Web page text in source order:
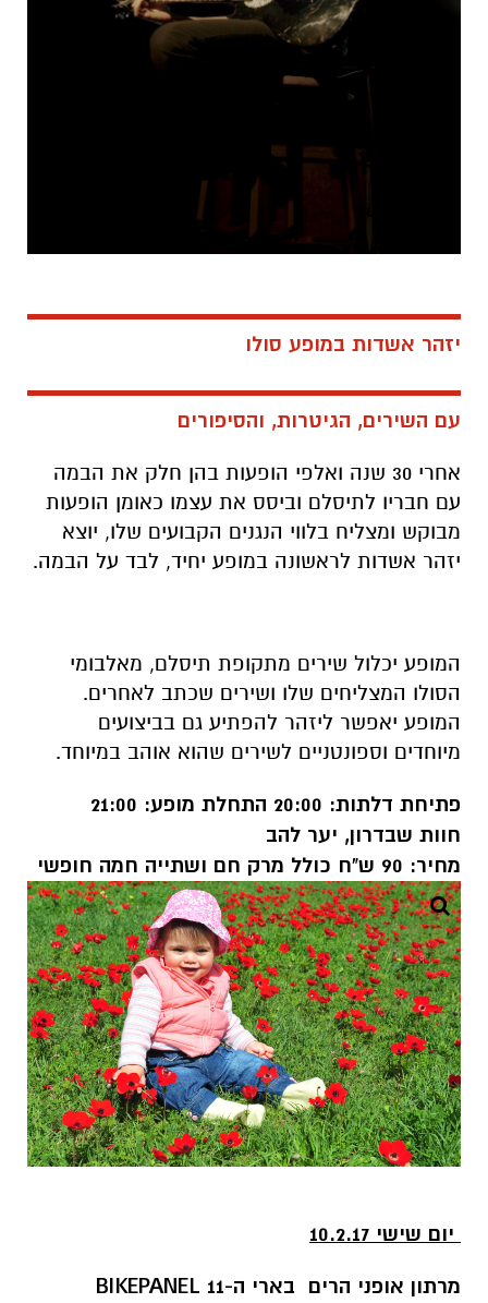
יזהר אשדות במופע סולו
עם השירים, הגיטרות, והסיפורים
אחרי 30 שנה ואלפי הופעות בהן חלק את הבמה
עם חבריו לתיסלם וביסס את עצמו כאומן הופעות
מבוקש ומצליח בלווי הנגנים הקבועים שלו, יוצא
יזהר אשדות לראשונה במופע יחיד, לבד על הבמה.
המופע יכלול שירים מתקופת תיסלם, מאלבומי
הסולו המצליחים שלו ושירים שכתב לאחרים.
המופע יאפשר ליזהר להפתיע גם בביצועים
מיוחדים וספונטניים לשירים שהוא אוהב במיוחד.
פתיחת דלתות: 20:00 התחלת מופע: 21:00
חוות שבדרון, יער להב
מחיר: 90 ש"ח כולל מרק חם ושתייה חמה חופשי
יום שישי 10.2.17
מרתון אופני הרים בארי ה-11